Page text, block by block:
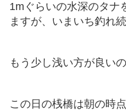
1mぐらいの水深のタナ
ますが、いまいち釣れ
もう少し浅い方が良い
この日の桟橋は朝の時